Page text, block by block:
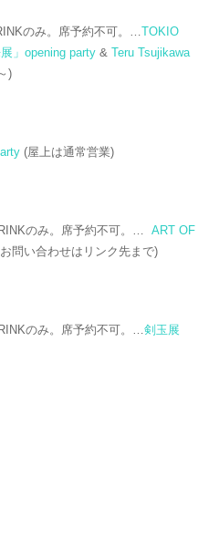
のみ。席予約不可。…TOKIO
」opening party & Teru Tsujikawa
)
(屋上は通常営業)
のみ。席予約不可。… ART OF
問い合わせはリンク先まで)
のみ。席予約不可。…剣玉展